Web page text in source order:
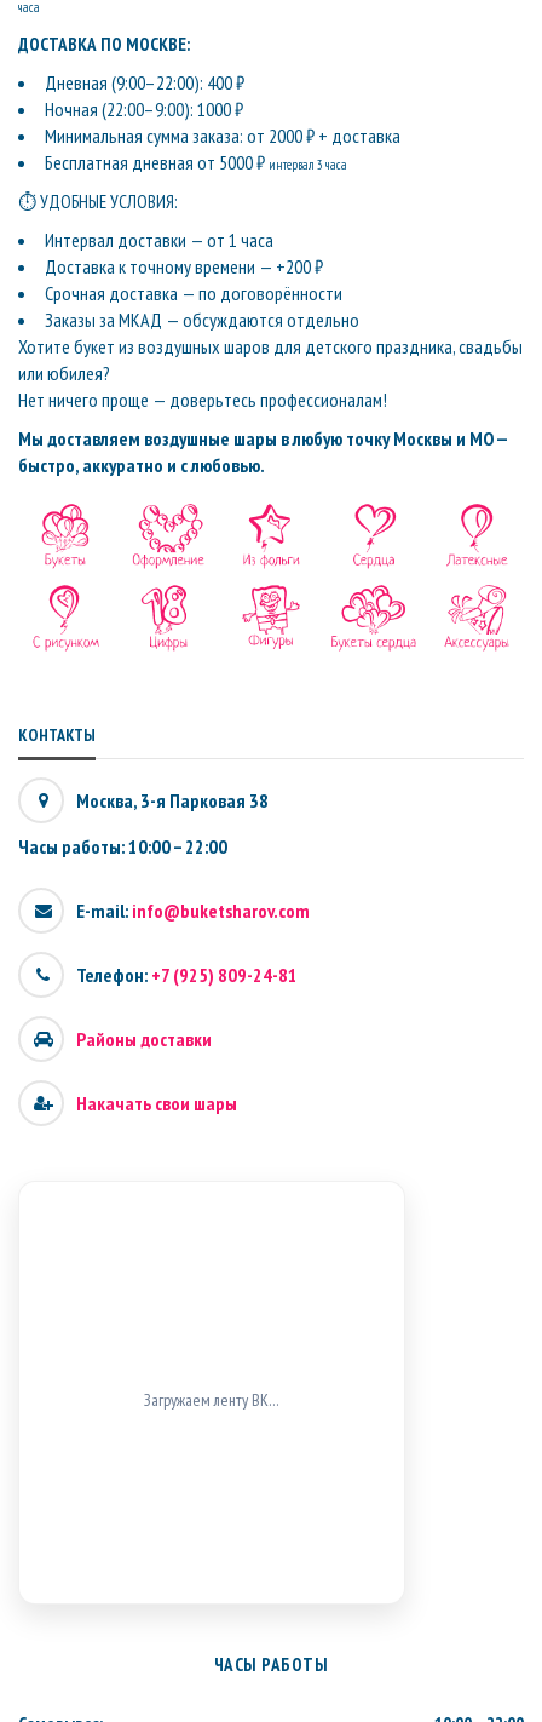
часа
ДОСТАВКА ПО МОСКВЕ:
Дневная (9:00–22:00): 400 ₽
Ночная (22:00–9:00): 1000 ₽
Минимальная сумма заказа: от 2000 ₽ + доставка
Бесплатная дневная от 5000 ₽ интервал 3 часа
⏱ УДОБНЫЕ УСЛОВИЯ:
Интервал доставки — от 1 часа
Доставка к точному времени — +200 ₽
Срочная доставка — по договорённости
Заказы за МКАД — обсуждаются отдельно
Хотите букет из воздушных шаров для детского праздника, свадьбы
или юбилея?
Нет ничего проще — доверьтесь профессионалам!
Мы доставляем воздушные шары в любую точку Москвы и МО —
быстро, аккуратно и с любовью.
КОНТАКТЫ
Москва, 3-я Парковая 38
Часы работы: 10:00 – 22:00
E-mail: info@buketsharov.com
Телефон: +7 (925) 809-24-81
Районы доставки
Накачать свои шары
Загружаем ленту ВК…
ЧАСЫ РАБОТЫ